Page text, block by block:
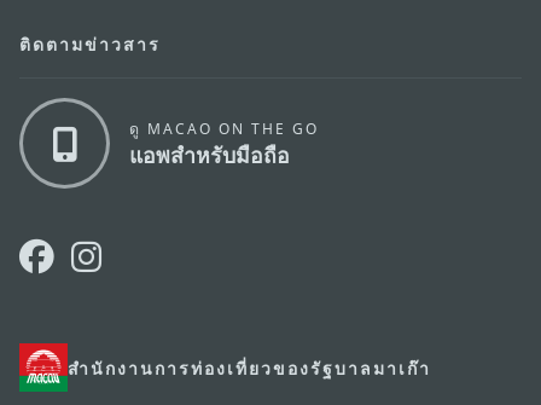
สำนักงานการท่องเที่ยวของรัฐบาลมาเก๊า
ติดตามข่าวสาร
ดู MACAO ON THE GO
แอพสำหรับมือถือ